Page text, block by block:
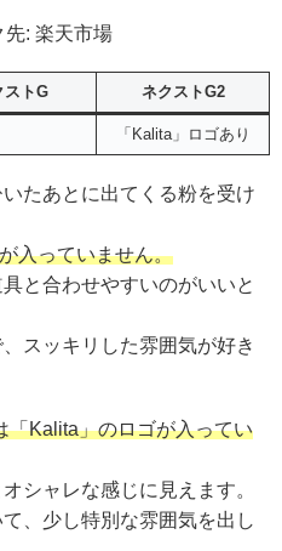
先: 楽天市場
ストG ネクストG2
「Kalita」ロゴあり
たあとに出てくる粉を受け
入っていません。
と合わせやすいのがいいと
スッキリした雰囲気が好き
「Kalita」のロゴが入ってい
シャレな感じに見えます。
、少し特別な雰囲気を出し